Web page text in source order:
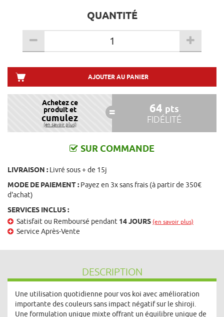
QUANTITÉ
AJOUTER AU PANIER
Achetez ce
produit et
cumulez
(en savoir plus)
64 pts
FIDÉLITÉ
SUR COMMANDE
LIVRAISON : Livré sous + de 15j
MODE DE PAIEMENT : Payez en 3x sans frais (à partir de 350€
d'achat)
SERVICES INCLUS :
Satisfait ou Remboursé pendant 14 JOURS (en savoir plus)
Service Après-Vente
DESCRIPTION
Une utilisation quotidienne pour vos koi avec amélioration
importante des couleurs sans impact négatif sur le shiroji.
Une formulation unique mixte offrant un équilibre unique de